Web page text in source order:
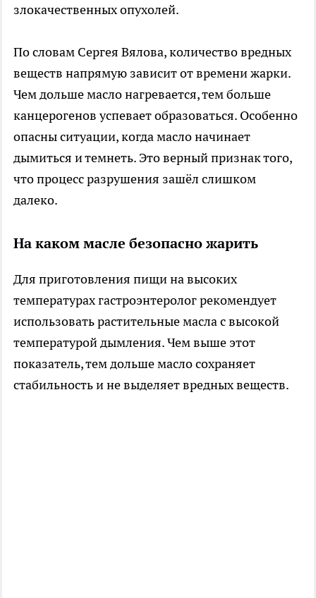
злокачественных опухолей.
По словам Сергея Вялова, количество вредных
веществ напрямую зависит от времени жарки.
Чем дольше масло нагревается, тем больше
канцерогенов успевает образоваться. Особенно
опасны ситуации, когда масло начинает
дымиться и темнеть. Это верный признак того,
что процесс разрушения зашёл слишком
далеко.
На каком масле безопасно жарить
Для приготовления пищи на высоких
температурах гастроэнтеролог рекомендует
использовать растительные масла с высокой
температурой дымления. Чем выше этот
показатель, тем дольше масло сохраняет
стабильность и не выделяет вредных веществ.